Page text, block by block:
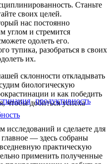
Станьте
своих целей.
нас постоянно
углом и стремится
одолеть его.
тупика, разобраться в своих
их.
склонности откладывать
биологическую
и как победить
чтобы добиться успеха
исследований и сделаете для
— здесь собраны
практическую
применить полученные
продуктивность